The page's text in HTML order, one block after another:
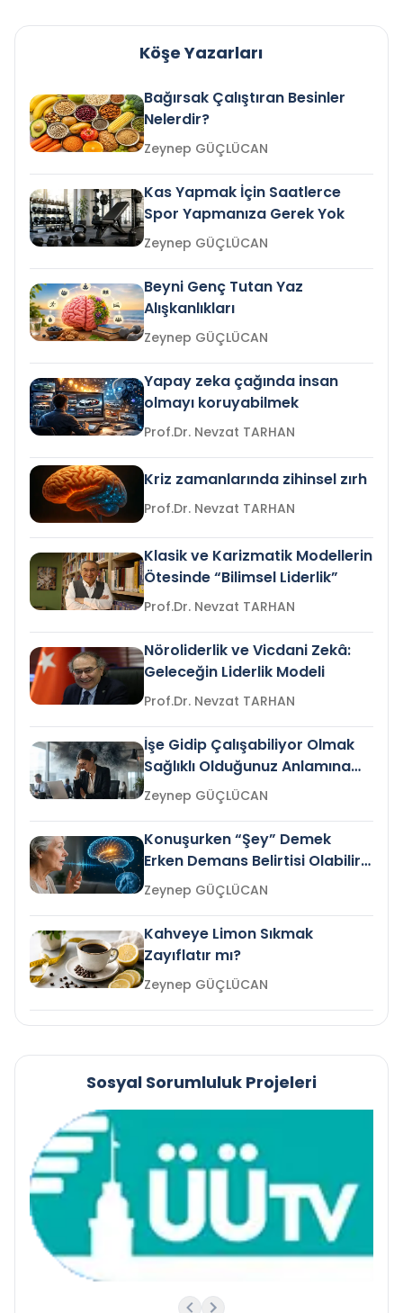
Köşe Yazarları
Bağırsak Çalıştıran Besinler
Nelerdir?
Zeynep GÜÇLÜCAN
Kas Yapmak İçin Saatlerce
Spor Yapmanıza Gerek Yok
Zeynep GÜÇLÜCAN
Beyni Genç Tutan Yaz
Alışkanlıkları
Zeynep GÜÇLÜCAN
Yapay zeka çağında insan
olmayı koruyabilmek
Prof.Dr. Nevzat TARHAN
Kriz zamanlarında zihinsel zırh
Prof.Dr. Nevzat TARHAN
Klasik ve Karizmatik Modellerin
Ötesinde “Bilimsel Liderlik”
Prof.Dr. Nevzat TARHAN
Nöroliderlik ve Vicdani Zekâ:
Geleceğin Liderlik Modeli
Prof.Dr. Nevzat TARHAN
İşe Gidip Çalışabiliyor Olmak
Sağlıklı Olduğunuz Anlamına
Gelir mi?Zeynep GÜÇLÜCAN
Konuşurken “Şey” Demek
Erken Demans Belirtisi Olabilir
mi?
Zeynep GÜÇLÜCAN
Kahveye Limon Sıkmak
Zayıflatır mı?
Zeynep GÜÇLÜCAN
Sosyal Sorumluluk Projeleri